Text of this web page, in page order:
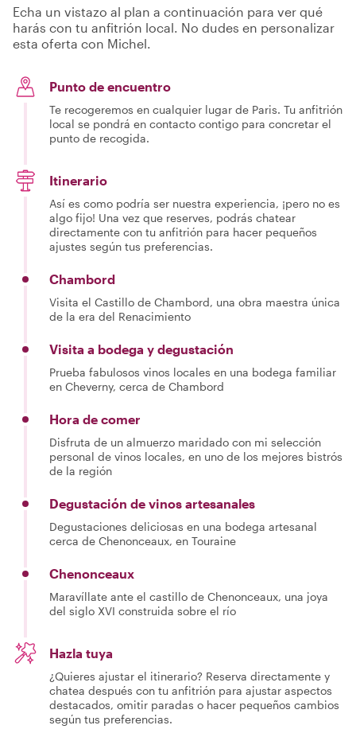
Echa un vistazo al plan a continuación para ver qué
harás con tu anfitrión local. No dudes en personalizar
esta oferta con Michel.
Punto de encuentro
Te recogeremos en cualquier lugar de Paris. Tu anfitrión
local se pondrá en contacto contigo para concretar el
punto de recogida.
Itinerario
Así es como podría ser nuestra experiencia, ¡pero no es
algo fijo! Una vez que reserves, podrás chatear
directamente con tu anfitrión para hacer pequeños
ajustes según tus preferencias.
Chambord
Visita el Castillo de Chambord, una obra maestra única
de la era del Renacimiento
Visita a bodega y degustación
Prueba fabulosos vinos locales en una bodega familiar
en Cheverny, cerca de Chambord
Hora de comer
Disfruta de un almuerzo maridado con mi selección
personal de vinos locales, en uno de los mejores bistrós
de la región
Degustación de vinos artesanales
Degustaciones deliciosas en una bodega artesanal
cerca de Chenonceaux, en Touraine
Chenonceaux
Maravíllate ante el castillo de Chenonceaux, una joya
del siglo XVI construida sobre el río
Hazla tuya
¿Quieres ajustar el itinerario? Reserva directamente y
chatea después con tu anfitrión para ajustar aspectos
destacados, omitir paradas o hacer pequeños cambios
según tus preferencias.